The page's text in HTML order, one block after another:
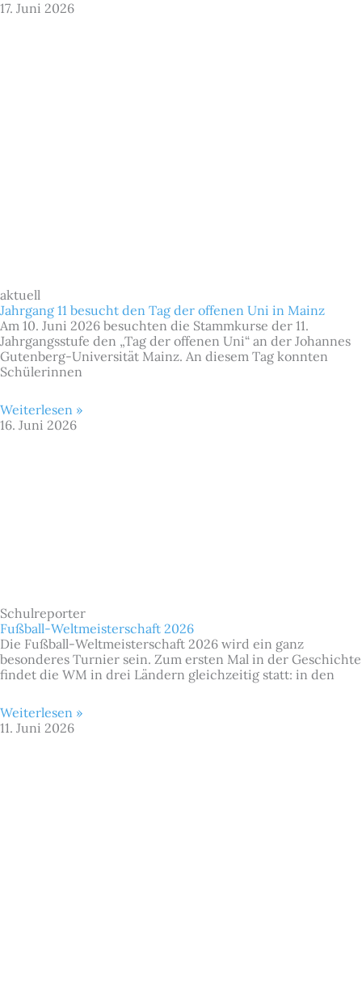
17. Juni 2026
aktuell
Jahrgang 11 besucht den Tag der offenen Uni in Mainz
Am 10. Juni 2026 besuchten die Stammkurse der 11.
Jahrgangsstufe den „Tag der offenen Uni“ an der Johannes
Gutenberg-Universität Mainz. An diesem Tag konnten
Schülerinnen
Weiterlesen »
16. Juni 2026
Schulreporter
Fußball-Weltmeisterschaft 2026
Die Fußball-Weltmeisterschaft 2026 wird ein ganz
besonderes Turnier sein. Zum ersten Mal in der Geschichte
findet die WM in drei Ländern gleichzeitig statt: in den
Weiterlesen »
11. Juni 2026